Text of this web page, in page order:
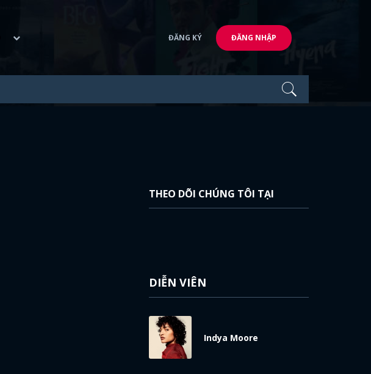
ĐĂNG KÝ ĐĂNG NHẬP
THEO DÕI CHÚNG TÔI TẠI
DIỄN VIÊN
Indya Moore